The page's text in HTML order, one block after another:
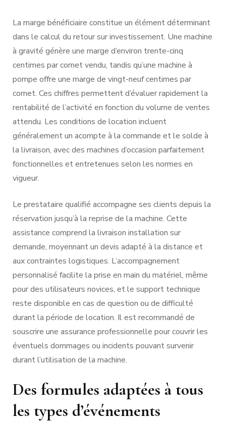
La marge bénéficiaire constitue un élément déterminant
dans le calcul du retour sur investissement. Une machine
à gravité génère une marge d’environ trente-cinq
centimes par cornet vendu, tandis qu’une machine à
pompe offre une marge de vingt-neuf centimes par
cornet. Ces chiffres permettent d’évaluer rapidement la
rentabilité de l’activité en fonction du volume de ventes
attendu. Les conditions de location incluent
généralement un acompte à la commande et le solde à
la livraison, avec des machines d’occasion parfaitement
fonctionnelles et entretenues selon les normes en
vigueur.
Le prestataire qualifié accompagne ses clients depuis la
réservation jusqu’à la reprise de la machine. Cette
assistance comprend la livraison installation sur
demande, moyennant un devis adapté à la distance et
aux contraintes logistiques. L’accompagnement
personnalisé facilite la prise en main du matériel, même
pour des utilisateurs novices, et le support technique
reste disponible en cas de question ou de difficulté
durant la période de location. Il est recommandé de
souscrire une assurance professionnelle pour couvrir les
éventuels dommages ou incidents pouvant survenir
durant l’utilisation de la machine.
Des formules adaptées à tous
les types d’événements